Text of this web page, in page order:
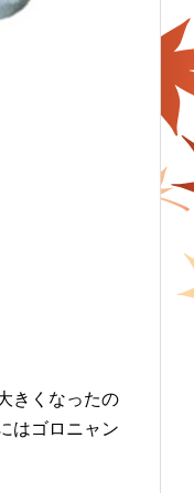
きくなったの
はゴロニャン